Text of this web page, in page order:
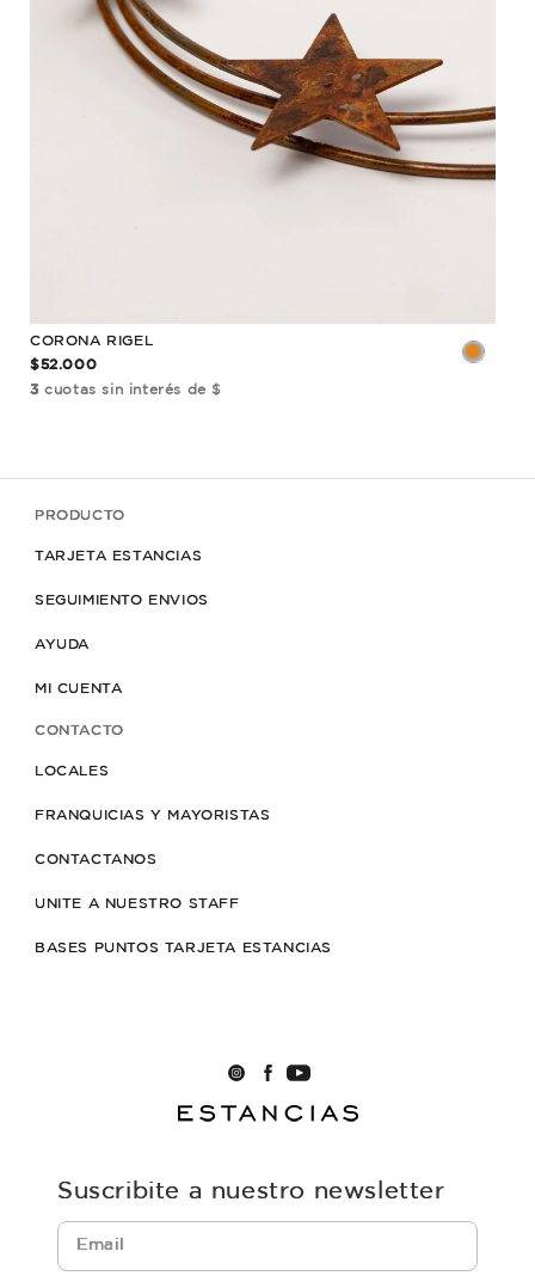
CORONA RIGEL
$52.000
3 cuotas sin interés de $
PRODUCTO
TARJETA ESTANCIAS
SEGUIMIENTO ENVIOS
AYUDA
MI CUENTA
CONTACTO
LOCALES
FRANQUICIAS Y MAYORISTAS
CONTACTANOS
UNITE A NUESTRO STAFF
BASES PUNTOS TARJETA ESTANCIAS
Suscribite a nuestro newsletter